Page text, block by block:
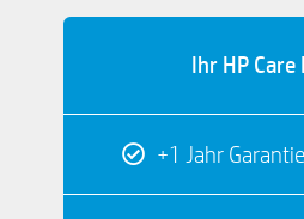
Ihr HP Care
+1 Jahr Garantie